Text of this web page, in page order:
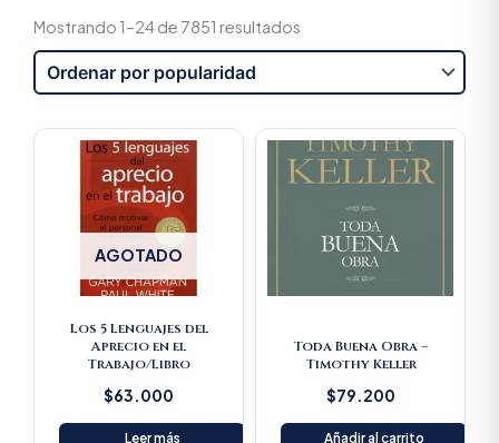
Mostrando 1–24 de 7851 resultados
AGOTADO
Los 5 Lenguajes del
Aprecio en el
Trabajo/Libro
$63.000
Leer más
Toda Buena Obra –
Timothy Keller
$79.200
Añadir al carrito